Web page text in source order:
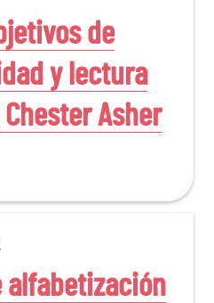
de
y lectura
Chester Asher
alfabetización